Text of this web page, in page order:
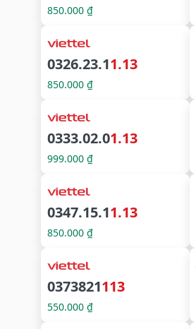
850.000 ₫
0326.23.11.13
850.000 ₫
0333.02.01.13
999.000 ₫
0347.15.11.13
850.000 ₫
0373821113
550.000 ₫